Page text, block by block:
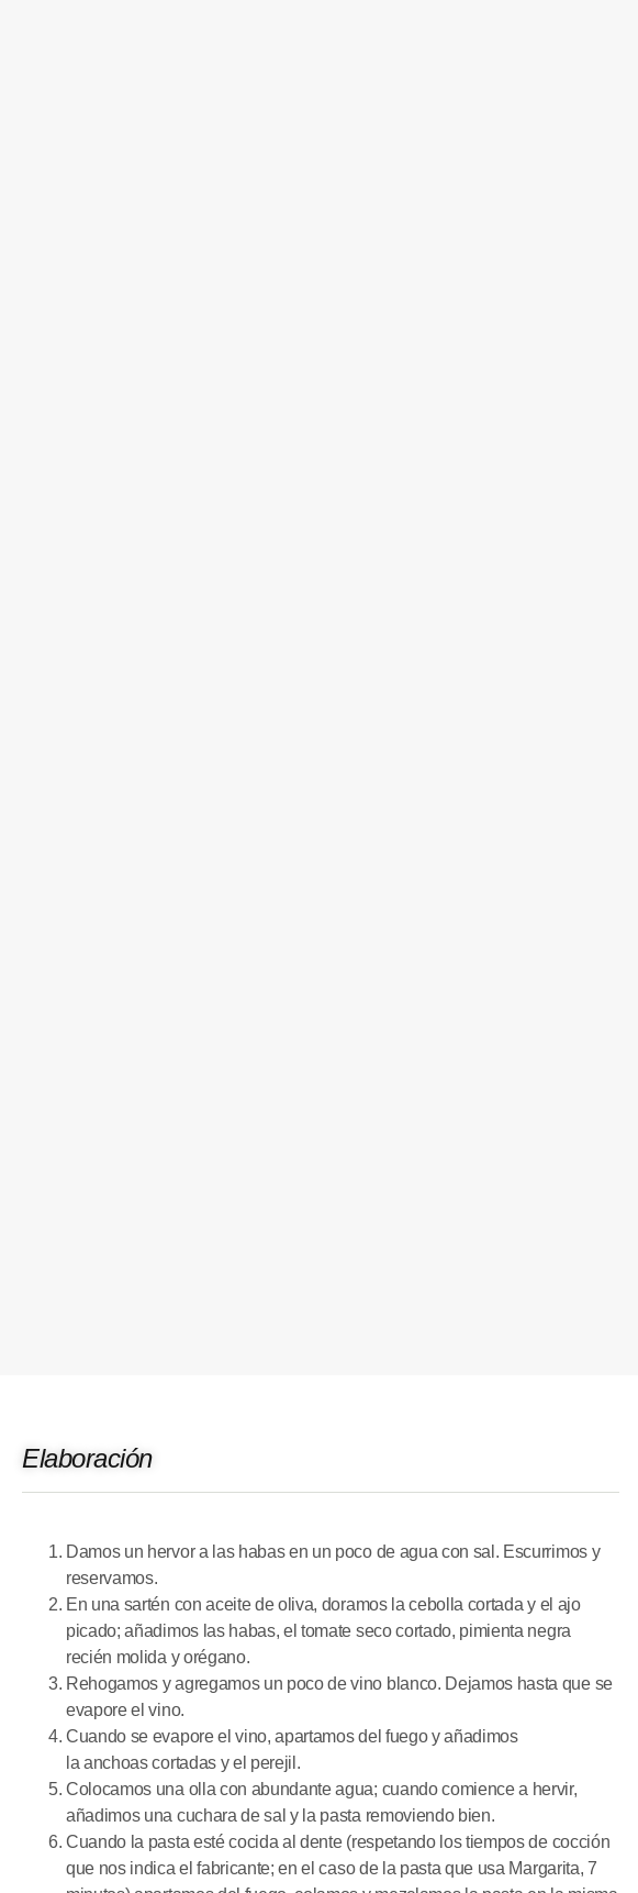
Elaboración
Damos un hervor a las habas en un poco de agua con sal. Escurrimos y
reservamos.
En una sartén con aceite de oliva, doramos la cebolla cortadayel ajo
picado; añadimos las habas, el tomate seco cortado, pimienta negra
recién molida yorégano.
Rehogamos yagregamos un poco de vino blanco. Dejamos hasta que se
evapore el vino.
Cuando se evapore el vino, apartamosdel fuegoyañadimos
laanchoascortadas yel perejil.
Colocamos una olla con abundante agua; cuando comience a hervir,
añadimos una cuchara de salyla pasta removiendo bien.
Cuando la pasta esté cocida al dente (respetando los tiempos de cocción
que nos indica el fabricante; en el caso de la pasta que usa Margarita, 7